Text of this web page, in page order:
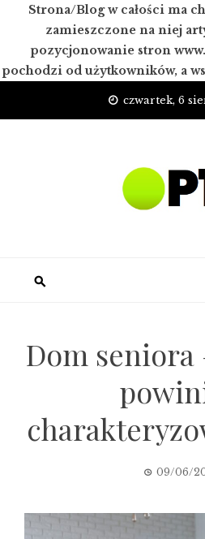
Strona/Blog w całości ma
zamieszczone na niej
pozycjonowanie stron
pochodzi od użytkowników, a
czwartek, 6
Dom seniora
09/06/